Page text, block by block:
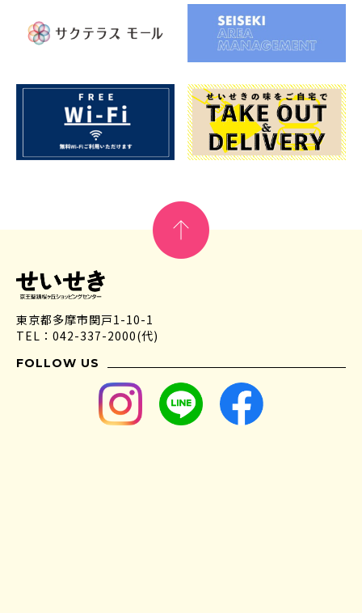
東京都多摩市関戸1-10-1
TEL：042-337-2000(代)
FOLLOW US